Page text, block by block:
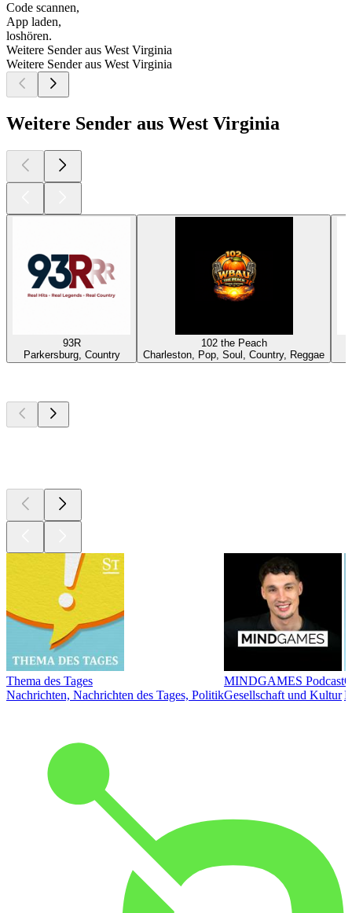
Code scannen,
App laden,
loshören.
Weitere Sender aus West Virginia
Weitere Sender aus West Virginia
Weitere Sender aus West Virginia
93R
Parkersburg, Country
102 the Peach
Charleston, Pop, Soul, Country, Reggae
Thema des Tages
Nachrichten, Nachrichten des Tages, Politik
MINDGAMES Podcast
Gesellschaft und Kultur